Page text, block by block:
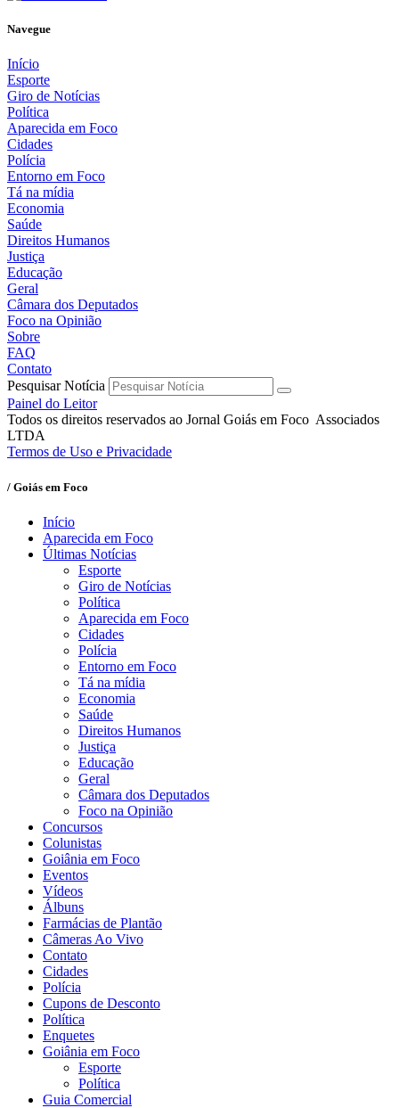
Navegue
Início
Esporte
Giro de Notícias
Política
Aparecida em Foco
Cidades
Polícia
Entorno em Foco
Tá na mídia
Economia
Saúde
Direitos Humanos
Justiça
Educação
Geral
Câmara dos Deputados
Foco na Opinião
Sobre
FAQ
Contato
Pesquisar Notícia
Painel do Leitor
Todos os direitos reservados ao Jornal Goiás em Foco Associados
LTDA
Termos de Uso e Privacidade
/ Goiás em Foco
Início
Aparecida em Foco
Últimas Notícias
Esporte
Giro de Notícias
Política
Aparecida em Foco
Cidades
Polícia
Entorno em Foco
Tá na mídia
Economia
Saúde
Direitos Humanos
Justiça
Educação
Geral
Câmara dos Deputados
Foco na Opinião
Concursos
Colunistas
Goiânia em Foco
Eventos
Vídeos
Álbuns
Farmácias de Plantão
Câmeras Ao Vivo
Contato
Cidades
Polícia
Cupons de Desconto
Política
Enquetes
Goiânia em Foco
Esporte
Política
Guia Comercial